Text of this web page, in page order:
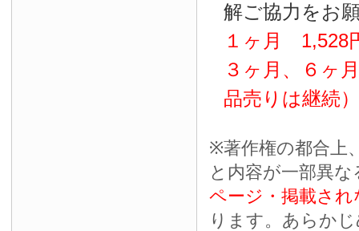
解ご協力をお
１ヶ月 1,528
３ヶ月、６ヶ
品売りは継続）
※著作権の都合上
と内容が一部異な
ページ・掲載され
ります。あらか